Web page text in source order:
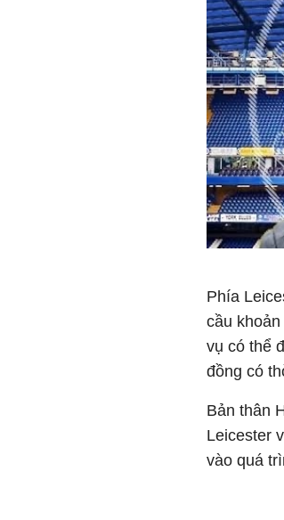
Phía
cầu
vụ có thể
đồng có
Bản thân
Leicester
vào quá